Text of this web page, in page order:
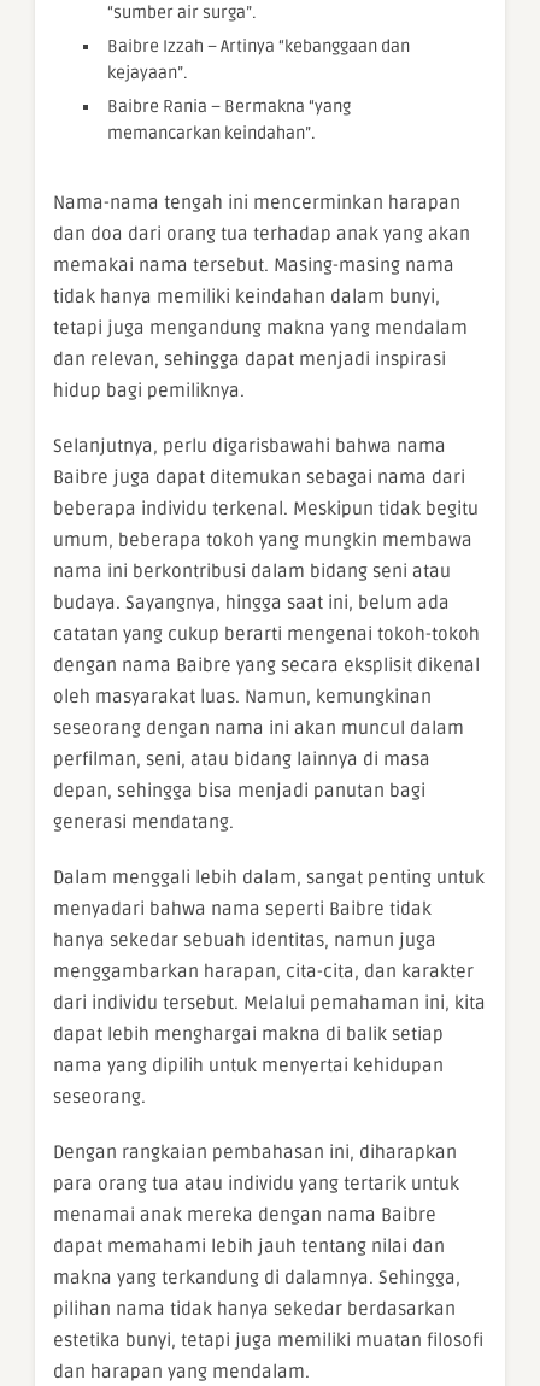
“sumber air surga”.
Baibre Izzah – Artinya “kebanggaan dan
kejayaan”.
Baibre Rania – Bermakna “yang
memancarkan keindahan”.
Nama-nama tengah ini mencerminkan harapan
dan doa dari orang tua terhadap anak yang akan
memakai nama tersebut. Masing-masing nama
tidak hanya memiliki keindahan dalam bunyi,
tetapi juga mengandung makna yang mendalam
dan relevan, sehingga dapat menjadi inspirasi
hidup bagi pemiliknya.
Selanjutnya, perlu digarisbawahi bahwa nama
Baibre juga dapat ditemukan sebagai nama dari
beberapa individu terkenal. Meskipun tidak begitu
umum, beberapa tokoh yang mungkin membawa
nama ini berkontribusi dalam bidang seni atau
budaya. Sayangnya, hingga saat ini, belum ada
catatan yang cukup berarti mengenai tokoh-tokoh
dengan nama Baibre yang secara eksplisit dikenal
oleh masyarakat luas. Namun, kemungkinan
seseorang dengan nama ini akan muncul dalam
perfilman, seni, atau bidang lainnya di masa
depan, sehingga bisa menjadi panutan bagi
generasi mendatang.
Dalam menggali lebih dalam, sangat penting untuk
menyadari bahwa nama seperti Baibre tidak
hanya sekedar sebuah identitas, namun juga
menggambarkan harapan, cita-cita, dan karakter
dari individu tersebut. Melalui pemahaman ini, kita
dapat lebih menghargai makna di balik setiap
nama yang dipilih untuk menyertai kehidupan
seseorang.
Dengan rangkaian pembahasan ini, diharapkan
para orang tua atau individu yang tertarik untuk
menamai anak mereka dengan nama Baibre
dapat memahami lebih jauh tentang nilai dan
makna yang terkandung di dalamnya. Sehingga,
pilihan nama tidak hanya sekedar berdasarkan
estetika bunyi, tetapi juga memiliki muatan filosofi
dan harapan yang mendalam.